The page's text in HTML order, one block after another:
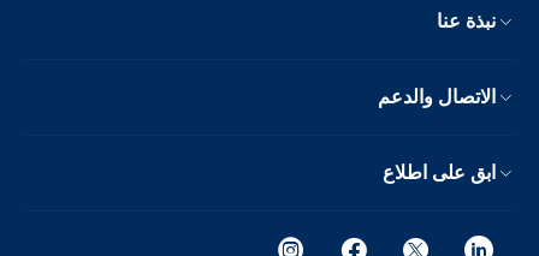
نبذة عنا
الاتصال والدعم
ابق على اطلاع